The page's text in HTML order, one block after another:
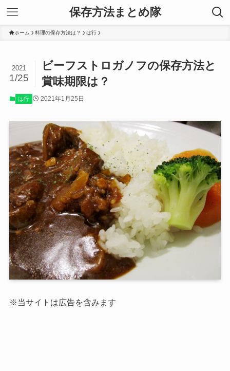
保存方法まとめ隊
ホーム 料理の保存方法は？ は行
ビーフストロガノフの保存方法と
賞味期限は？
2021
1/25
は行 2021年1月25日
※当サイトは広告を含みます